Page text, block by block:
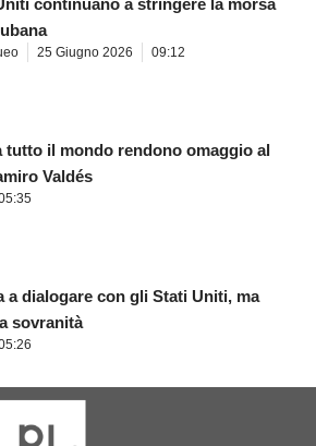
continuano a stringere la morsa
25 Giugno 2026 09:12
tutto il mondo rendono omaggio al
Valdés
a dialogare con gli Stati Uniti, ma
sovranità